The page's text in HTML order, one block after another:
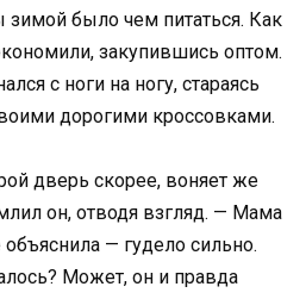
зимой было чем питаться. Как
закупившись оптом.
с ноги на ногу, стараясь
дорогими кроссовками.
дверь скорее, воняет же
он, отводя взгляд. — Мама
— гудело сильно.
Может, он и правда